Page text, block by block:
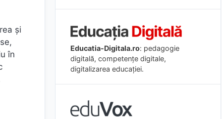
și
în
Educatia-Digitala.ro: pedagogie
digitală, competențe digitale,
digitalizarea educației.